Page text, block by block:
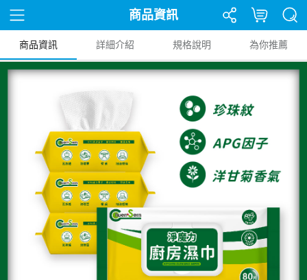
商品資訊
商品資訊 詳細介紹 規格說明 為你推薦